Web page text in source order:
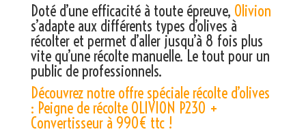
Doté d’une efficacité à toute épreuve, Olivion
s’adapte aux différents types d’olives à
récolter et permet d’aller jusqu’à 8 fois plus
vite qu’une récolte manuelle. Le tout pour un
public de professionnels.
Découvrez notre offre spéciale récolte d’olives
: Peigne de récolte OLIVION P230 +
Convertisseur à 990€ ttc !